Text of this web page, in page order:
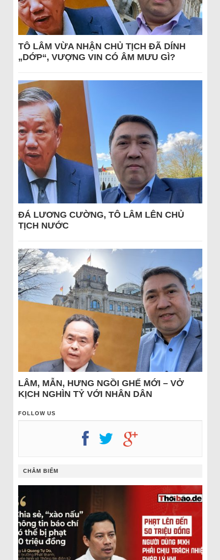
TÔ LÂM VỪA NHẬN CHỦ TỊCH ĐÃ DÍNH
„DỚP“, VƯỢNG VIN CÓ ÂM MƯU GÌ?
ĐÁ LƯƠNG CƯỜNG, TÔ LÂM LÊN CHỦ
TỊCH NƯỚC
LÂM, MẪN, HƯNG NGỒI GHẾ MỚI – VỞ
KỊCH NGHÌN TỶ VỚI NHÂN DÂN
FOLLOW US
CHÂM BIẾM